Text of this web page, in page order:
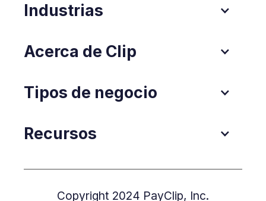
Industrias
Acerca de Clip
Tipos de negocio
Recursos
Copyright 2024 PayClip, Inc.